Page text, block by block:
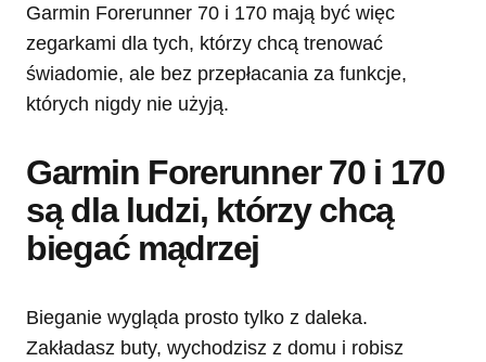
Garmin Forerunner 70 i 170 mają być więc
zegarkami dla tych, którzy chcą trenować
świadomie, ale bez przepłacania za funkcje,
których nigdy nie użyją.
Garmin Forerunner 70 i 170
są dla ludzi, którzy chcą
biegać mądrzej
Bieganie wygląda prosto tylko z daleka.
Zakładasz buty, wychodzisz z domu i robisz